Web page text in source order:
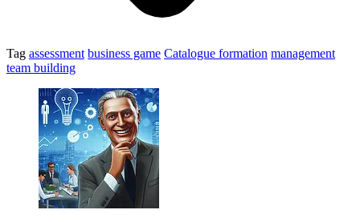
Tag assessment business game Catalogue formation management
team building